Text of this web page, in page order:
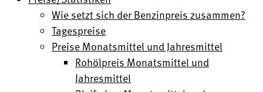
Wie setzt sich der Benzinpreis zusammen?
Tagespreise
Preise Monatsmittel und Jahresmittel
Rohölpreis Monatsmittel und
Jahresmittel